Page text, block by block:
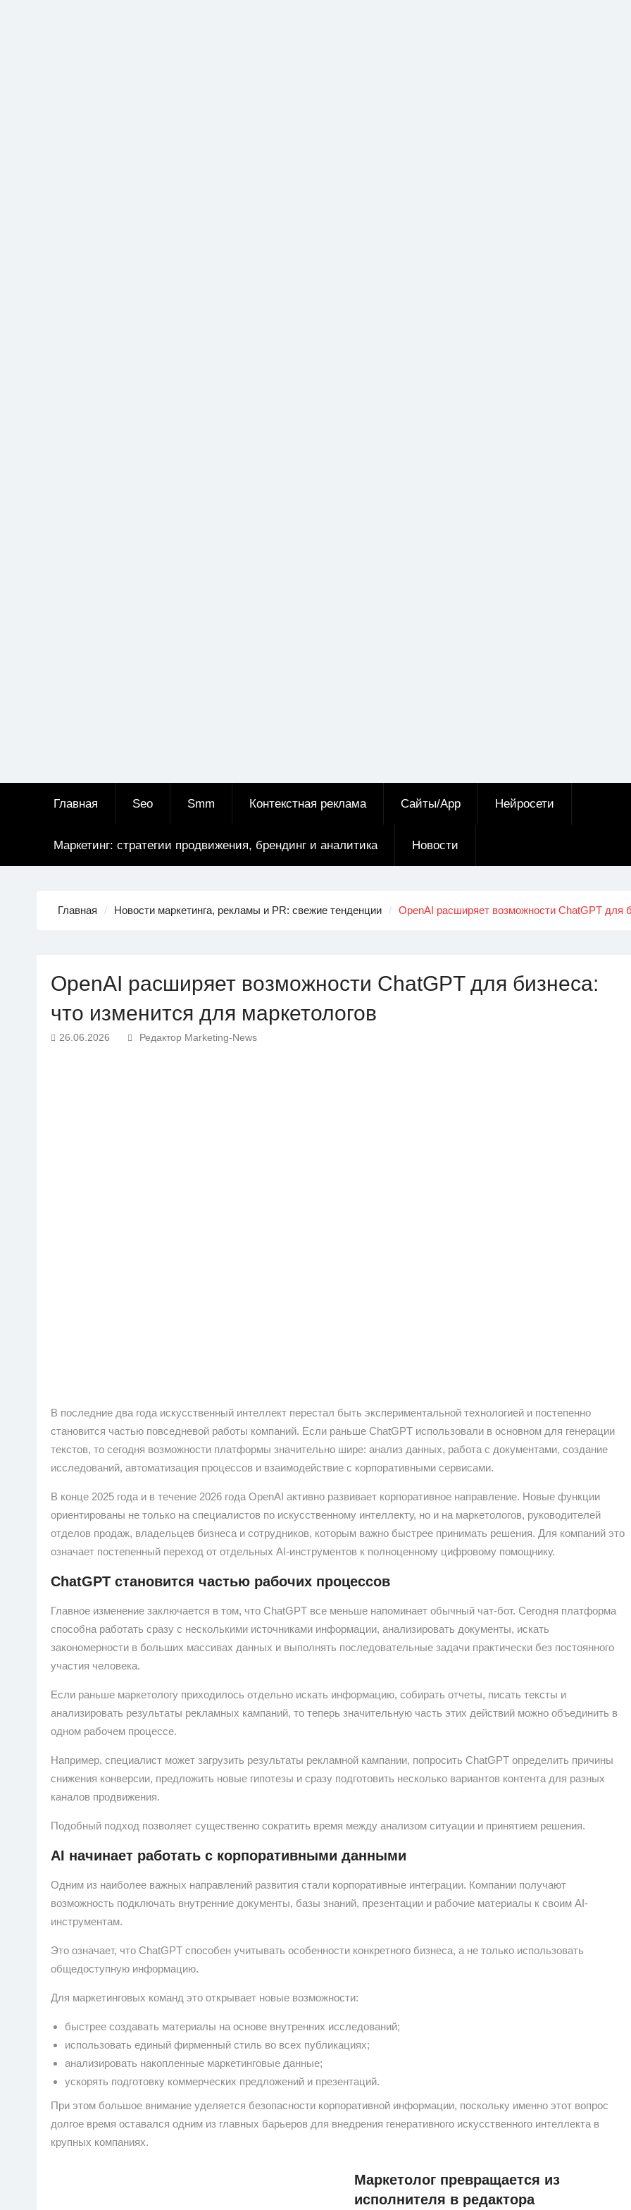
Главная Seo Smm Контекстная реклама Сайты/App Нейросети
Маркетинг: стратегии продвижения, брендинг и аналитика Новости
Главная Новости маркетинга, рекламы и PR: свежие тенденции OpenAI расширяет возможности ChatGPT для
OpenAI расширяет возможности ChatGPT для бизнеса:
что изменится для маркетологов
26.06.2026 Редактор Marketing-News
В последние два года искусственный интеллект перестал быть экспериментальной технологией и постепенно
становится частью повседневой работы компаний. Если раньше ChatGPT использовали в основном для генерации
текстов, то сегодня возможности платформы значительно шире: анализ данных, работа с документами, создание
исследований, автоматизация процессов и взаимодействие с корпоративными сервисами.
В конце 2025 года и в течение 2026 года OpenAI активно развивает корпоративное направление. Новые функции
ориентированы не только на специалистов по искусственному интеллекту, но и на маркетологов, руководителей
отделов продаж, владельцев бизнеса и сотрудников, которым важно быстрее принимать решения. Для компаний это
означает постепенный переход от отдельных AI-инструментов к полноценному цифровому помощнику.
ChatGPT становится частью рабочих процессов
Главное изменение заключается в том, что ChatGPT все меньше напоминает обычный чат-бот. Сегодня платформа
способна работать сразу с несколькими источниками информации, анализировать документы, искать
закономерности в больших массивах данных и выполнять последовательные задачи практически без постоянного
участия человека.
Если раньше маркетологу приходилось отдельно искать информацию, собирать отчеты, писать тексты и
анализировать результаты рекламных кампаний, то теперь значительную часть этих действий можно объединить в
одном рабочем процессе.
Например, специалист может загрузить результаты рекламной кампании, попросить ChatGPT определить причины
снижения конверсии, предложить новые гипотезы и сразу подготовить несколько вариантов контента для разных
каналов продвижения.
Подобный подход позволяет существенно сократить время между анализом ситуации и принятием решения.
AI начинает работать с корпоративными данными
Одним из наиболее важных направлений развития стали корпоративные интеграции. Компании получают
возможность подключать внутренние документы, базы знаний, презентации и рабочие материалы к своим AI-
инструментам.
Это означает, что ChatGPT способен учитывать особенности конкретного бизнеса, а не только использовать
общедоступную информацию.
Для маркетинговых команд это открывает новые возможности:
быстрее создавать материалы на основе внутренних исследований;
использовать единый фирменный стиль во всех публикациях;
анализировать накопленные маркетинговые данные;
ускорять подготовку коммерческих предложений и презентаций.
При этом большое внимание уделяется безопасности корпоративной информации, поскольку именно этот вопрос
долгое время оставался одним из главных барьеров для внедрения генеративного искусственного интеллекта в
крупных компаниях.
Маркетолог превращается из
исполнителя в редактора